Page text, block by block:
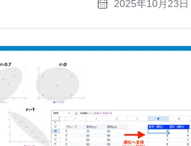
2025年10月23日